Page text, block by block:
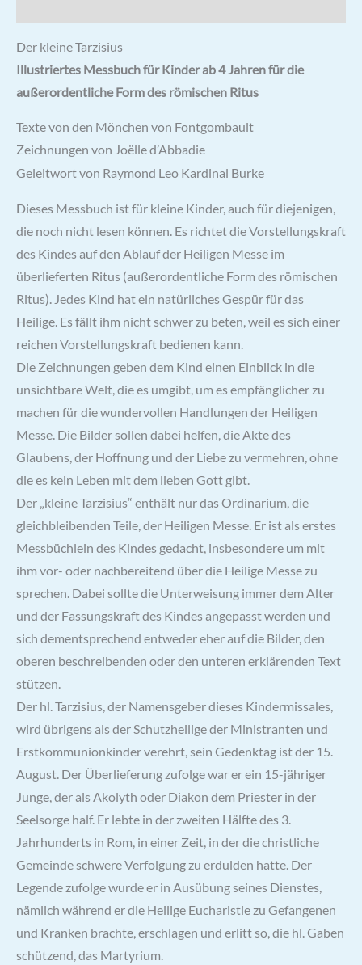
Der kleine Tarzisius
Illustriertes Messbuch für Kinder ab 4 Jahren für die
außerordentliche Form des römischen Ritus
Texte von den Mönchen von Fontgombault
Zeichnungen von Joëlle d’Abbadie
Geleitwort von Raymond Leo Kardinal Burke
Dieses Messbuch ist für kleine Kinder, auch für diejenigen,
die noch nicht lesen können. Es richtet die Vorstellungskraft
des Kindes auf den Ablauf der Heiligen Messe im
überlieferten Ritus (außerordentliche Form des römischen
Ritus). Jedes Kind hat ein natürliches Gespür für das
Heilige. Es fällt ihm nicht schwer zu beten, weil es sich einer
reichen Vorstellungskraft bedienen kann.
Die Zeichnungen geben dem Kind einen Einblick in die
unsichtbare Welt, die es umgibt, um es empfänglicher zu
machen für die wundervollen Handlungen der Heiligen
Messe. Die Bilder sollen dabei helfen, die Akte des
Glaubens, der Hoffnung und der Liebe zu vermehren, ohne
die es kein Leben mit dem lieben Gott gibt.
Der „kleine Tarzisius“ enthält nur das Ordinarium, die
gleichbleibenden Teile, der Heiligen Messe. Er ist als erstes
Messbüchlein des Kindes gedacht, insbesondere um mit
ihm vor- oder nachbereitend über die Heilige Messe zu
sprechen. Dabei sollte die Unterweisung immer dem Alter
und der Fassungskraft des Kindes angepasst werden und
sich dementsprechend entweder eher auf die Bilder, den
oberen beschreibenden oder den unteren erklärenden Text
stützen.
Der hl. Tarzisius, der Namensgeber dieses Kinder­missales,
wird übrigens als der Schutzheilige der Ministranten und
Erstkommunionkinder verehrt, sein Gedenktag ist der 15.
August. Der Überlieferung zufolge war er ein 15-jähriger
Junge, der als Akolyth oder Diakon dem Priester in der
Seelsorge half. Er lebte in der zweiten Hälfte des 3.
Jahrhunderts in Rom, in einer Zeit, in der die christliche
Gemeinde schwere Verfolgung zu erdulden hatte. Der
Legende zufolge wurde er in Ausübung seines Dienstes,
nämlich während er die Heilige Eucharistie zu Gefangenen
und Kranken brachte, erschlagen und erlitt so, die hl. Gaben
schützend, das Martyrium.